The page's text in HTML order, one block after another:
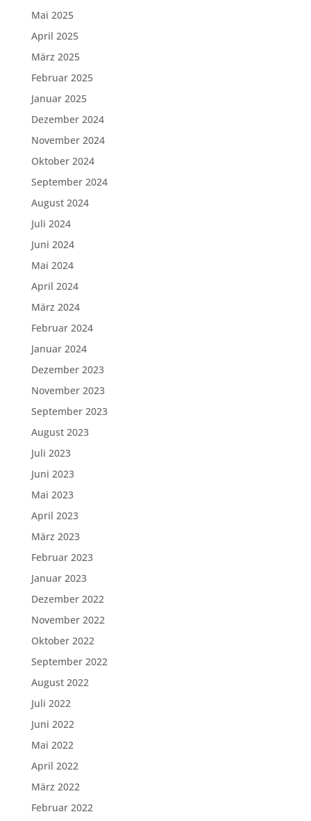
Mai 2025
April 2025
März 2025
Februar 2025
Januar 2025
Dezember 2024
November 2024
Oktober 2024
September 2024
August 2024
Juli 2024
Juni 2024
Mai 2024
April 2024
März 2024
Februar 2024
Januar 2024
Dezember 2023
November 2023
September 2023
August 2023
Juli 2023
Juni 2023
Mai 2023
April 2023
März 2023
Februar 2023
Januar 2023
Dezember 2022
November 2022
Oktober 2022
September 2022
August 2022
Juli 2022
Juni 2022
Mai 2022
April 2022
März 2022
Februar 2022